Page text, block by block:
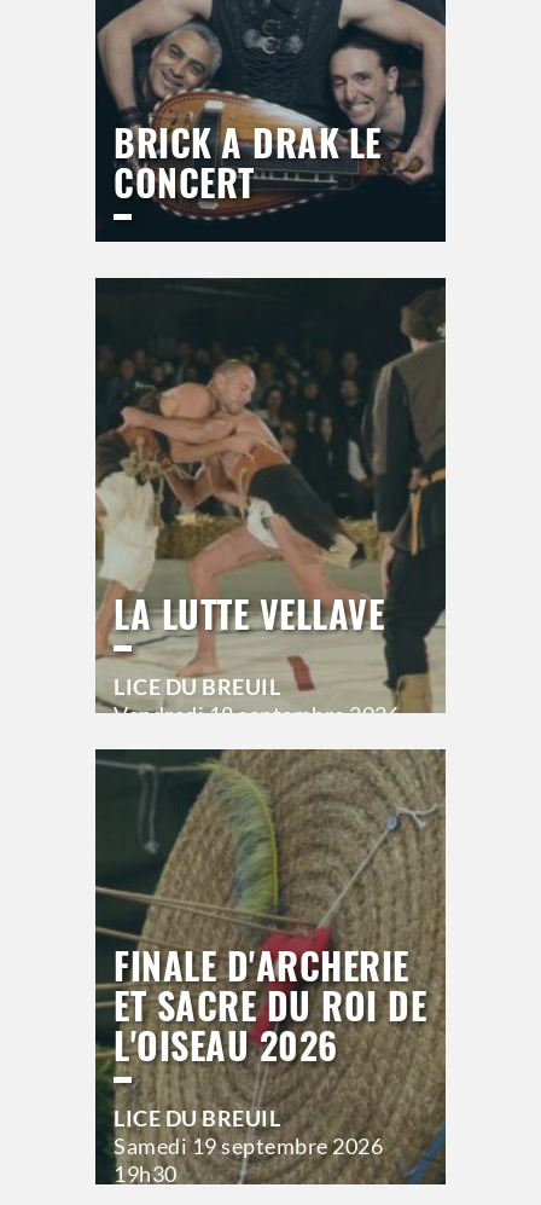
BRICK A DRAK LE
CONCERT
Jeudi17 septembre 2026
>Hors saison
LA LUTTE VELLAVE
LICE DU BREUIL
Vendredi18 septembre 2026
Hors saison
FINALE D'ARCHERIE
ET SACRE DU ROI DE
L'OISEAU 2026
LICE DU BREUIL
Samedi19 septembre 2026
19h30